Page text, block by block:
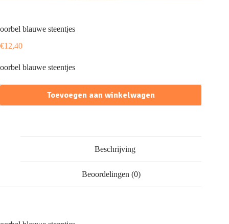
oorbel blauwe steentjes
€12,40
oorbel blauwe steentjes
Toevoegen aan winkelwagen
Beschrijving
Beoordelingen (0)